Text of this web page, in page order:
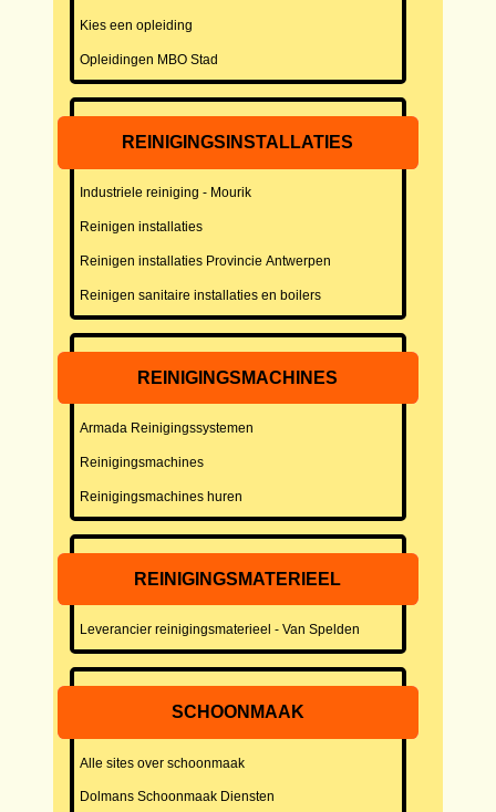
Kies een opleiding
Opleidingen MBO Stad
REINIGINGSINSTALLATIES
Industriele reiniging - Mourik
Reinigen installaties
Reinigen installaties Provincie Antwerpen
Reinigen sanitaire installaties en boilers
REINIGINGSMACHINES
Armada Reinigingssystemen
Reinigingsmachines
Reinigingsmachines huren
REINIGINGSMATERIEEL
Leverancier reinigingsmaterieel - Van Spelden
SCHOONMAAK
Alle sites over schoonmaak
Dolmans Schoonmaak Diensten